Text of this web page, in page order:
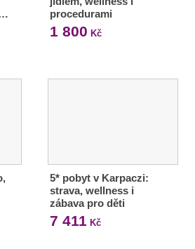
procedurami
1 800 Kč
5* pobyt v Karpaczi:
strava, wellness i
zábava pro děti
7 411 Kč